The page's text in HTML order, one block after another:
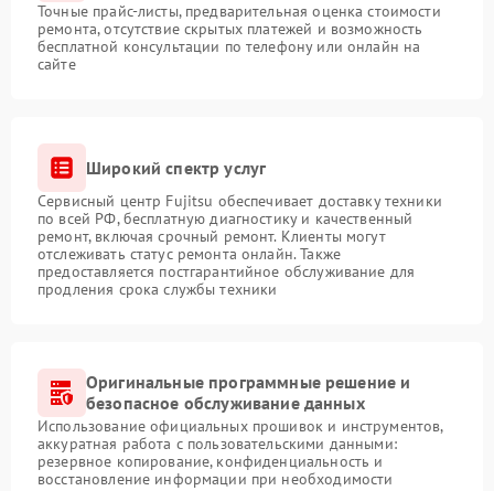
Точные прайс-листы, предварительная оценка стоимости
ремонта, отсутствие скрытых платежей и возможность
бесплатной консультации по телефону или онлайн на
сайте
Широкий спектр услуг
Сервисный центр Fujitsu обеспечивает доставку техники
по всей РФ, бесплатную диагностику и качественный
ремонт, включая срочный ремонт. Клиенты могут
отслеживать статус ремонта онлайн. Также
предоставляется постгарантийное обслуживание для
продления срока службы техники
Оригинальные программные решение и
безопасное обслуживание данных
Использование официальных прошивок и инструментов,
аккуратная работа с пользовательскими данными:
резервное копирование, конфиденциальность и
восстановление информации при необходимости